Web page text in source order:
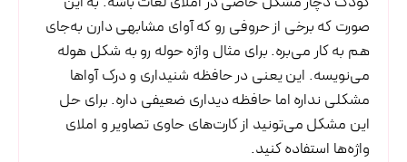
صورت که برخی از حروفی رو که آوای مشابهی دارن به‌جای
هم به کار می‌بره. برای مثال واژه حوله رو به شکل هوله
می‌نویسه. این یعنی در حافظه شنیداری و درک آواها
مشکلی نداره اما حافظه دیداری ضعیفی داره. برای حل
این مشکل می‌تونید از کارت‌های حاوی تصاویر و املای
واژه‌ها استفاده کنید.